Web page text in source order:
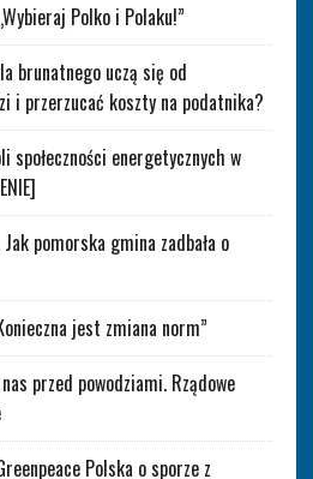
Polko i Polaku!”
brunatnego uczą się od
i przerzucać koszty na podatnika?
społeczności energetycznych w
pomorska gmina zadbała o
jest zmiana norm”
przed powodziami. Rządowe
Polska o sporze z